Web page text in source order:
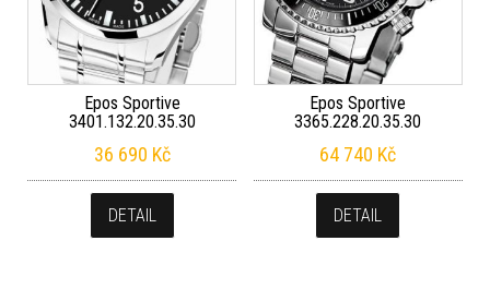
Epos Sportive
3401.132.20.35.30
36 690 Kč
DETAIL
Epos Sportive
3365.228.20.35.30
64 740 Kč
DETAIL